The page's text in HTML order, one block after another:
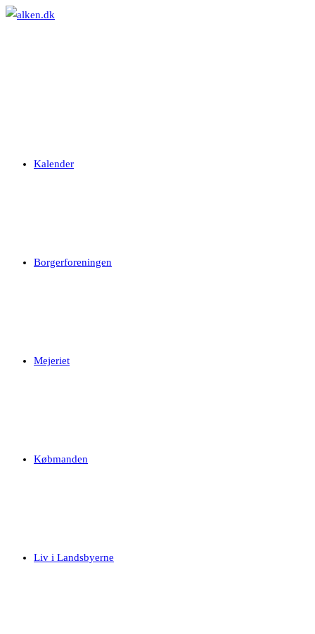
Skip
Kalender
Borgerforeningen
Mejeriet
Købmanden
Liv i Landsbyerne